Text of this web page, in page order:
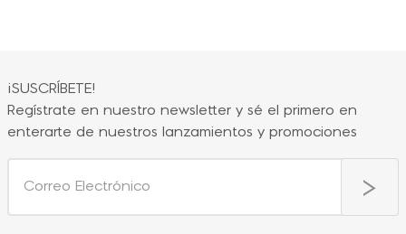
¡SUSCRÍBETE!
Regístrate en nuestro newsletter y sé el primero en
enterarte de nuestros lanzamientos y promociones